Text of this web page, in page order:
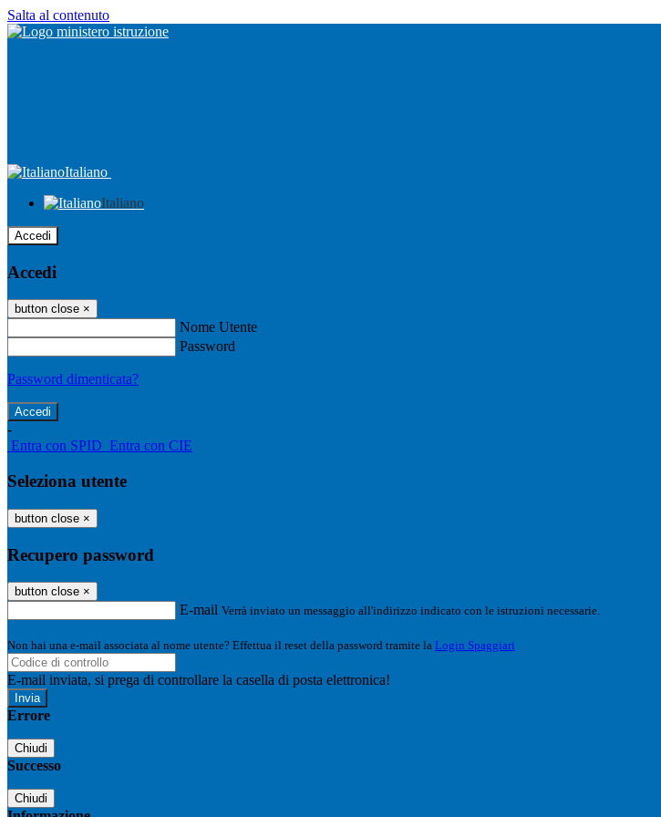
Salta al contenuto
Italiano
Italiano
Accedi
Accedi
button close ×
Nome Utente
Password
Password dimenticata?
-
Entra con SPID Entra con CIE
Seleziona utente
button close ×
Recupero password
button close ×
E-mail Verrà inviato un messaggio all'indirizzo indicato con le istruzioni necessarie.
Non hai una e-mail associata al nome utente? Effettua il reset della password tramite la Login Spaggiari
E-mail inviata, si prega di controllare la casella di posta elettronica!
Errore
Chiudi
Successo
Chiudi